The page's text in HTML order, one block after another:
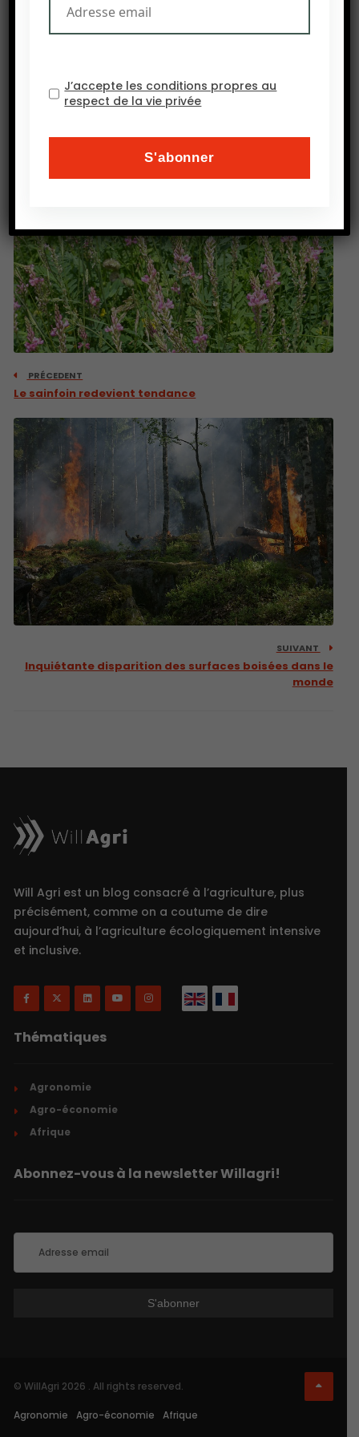
comme les serres en toitures ou les sous-sols
d’immeubles.
PRÉCEDENT
Le sainfoin redevient tendance
SUIVANT
Inquiétante disparition des surfaces boisées dans le
monde
Will Agri est un blog consacré à l’agriculture, plus
précisément, comme on a coutume de dire
aujourd’hui, à l’agriculture écologiquement intensive
et inclusive.
Thématiques
Agronomie
Agro-économie
Afrique
Abonnez-vous à la newsletter Willagri!
© WillAgri 2026 . All rights reserved.
Agronomie Agro-économie Afrique
J’accepte les conditions propres au
respect de la vie privée